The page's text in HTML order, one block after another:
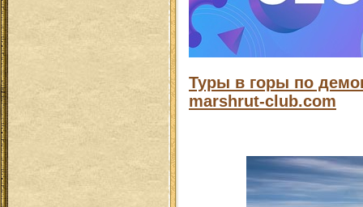
Туры в горы по
marshrut-club.com